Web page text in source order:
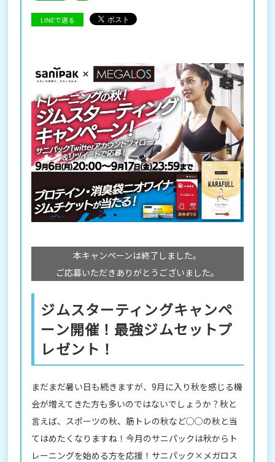
LINEで送る
本キャンペーンは終了しました。
ご応募いただきありがとうございました。
ジムスターティングキャンペ
ーン開催！最強ジムセットプ
レゼント！
まだまだ暑い日も続きますが、9月に入り秋を感じる機
会が増えてきた方も多いのではないでしょうか？秋と
言えば、スポーツの秋、筋トレの秋など○○の秋と当
てはめたくなりますね！今月のサニパックは秋からト
レーニングを始める方を応援！サニパック×メガロス